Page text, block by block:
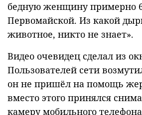
бедную женщину примерно
Первомайской. Из какой
животное, никто не знает».
Видео очевидец сделал из
Пользователей сети
он не пришёл на помощь
вместо этого принялся
камеру мобильного